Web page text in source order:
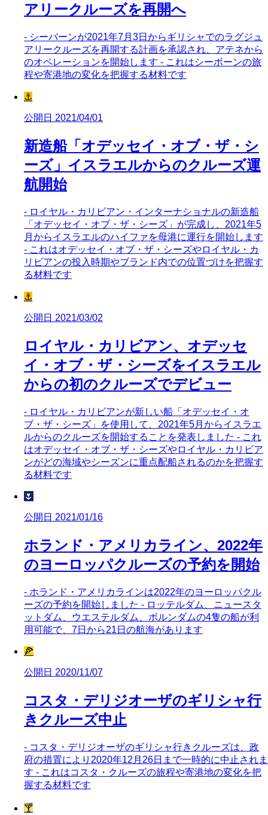
アリークルーズを再開へ
- シーバーンが2021年7月3日からギリシャでのラグジュ
アリークルーズを再開する計画を承認され、アテネから
のオペレーションを開始します - これはシーボーンの旅
程や寄港地の変化を把握する材料です
⚓
公開日 2021/04/01
新造船「オデッセイ・オブ・ザ・シ
ーズ」イスラエルからのクルーズ運
航開始
- ロイヤル・カリビアン・インターナショナルの新造船
「オデッセイ・オブ・ザ・シーズ」が完成し、2021年5
月からイスラエルのハイファを母港に運行を開始します
- これはオデッセイ・オブ・ザ・シーズやロイヤル・カ
リビアンの投入時期やブランド内での位置づけを把握す
る材料です
⚓
公開日 2021/03/02
ロイヤル・カリビアン、オデッセ
イ・オブ・ザ・シーズをイスラエル
からの初のクルーズでデビュー
- ロイヤル・カリビアンが新しい船「オデッセイ・オ
ブ・ザ・シーズ」を使用して、2021年5月からイスラエ
ルからのクルーズを開始することを発表しました - これ
はオデッセイ・オブ・ザ・シーズやロイヤル・カリビア
ンがどの海域やシーズンに重点配船されるのかを把握す
る材料です
🌷
公開日 2021/01/16
ホランド・アメリカライン、2022年
のヨーロッパクルーズの予約を開始
- ホランド・アメリカラインは2022年のヨーロッパクル
ーズの予約を開始しました - ロッテルダム、ニュースタ
ットダム、ウエステルダム、ボルンダムの4隻の船が利
用可能で、7日から21日の航海があります
🍕
公開日 2020/11/07
コスタ・デリジオーザのギリシャ行
きクルーズ中止
- コスタ・デリジオーザのギリシャ行きクルーズは、政
府の措置により2020年12月26日まで一時的に中止されま
す - これはコスタ・クルーズの旅程や寄港地の変化を把
握する材料です
🍸